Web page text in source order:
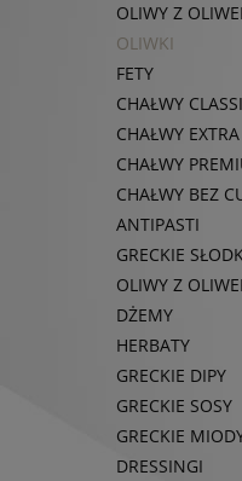
OLIWY Z
OLIWKI
FETY
CHAŁWY
CHAŁWY EXTRA
CHAŁWY
CHAŁWY BEZ
ANTIPASTI
GRECKIE
OLIWY Z
DŻEMY
HERBATY
GRECKIE DIPY
GRECKIE SOSY
GRECKIE
DRESSINGI